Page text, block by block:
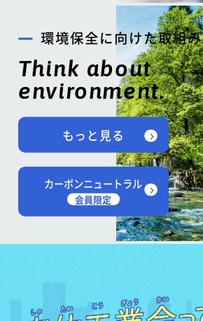
環境保全に向けた取組み
Think about
environment.
もっと見る
カーボンニュートラル
会員限定